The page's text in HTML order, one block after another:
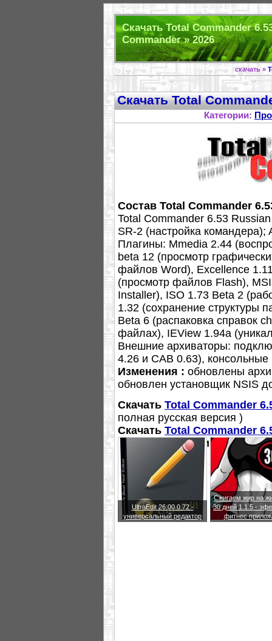
Скачать Total Commander
Commander » 2026
скачать »
Скачать Total
Категории:
Cостав Total Commander
Total Commander 6.53
SR-2 (настройка
Плагины: Mmedia 2.44
beta 12 (просмотр
файлов Word), Excellence
(просмотр файлов Flash),
Installer), ISO 1.73 Beta 2
1.32 (сохранение структуры
Beta 6 (распаковка справок
файлах), IEView 1.94a
Внешние архиваторы:
4.26 и CAB 0.63),
Изменения : обновлены
обновлен установщик NSIS
Скачать Total Commander
полная русская версия )
Скачать Total Commander
Сайт разработчика Total
UltraEdit 26.00.0.72 -
универсальный редактор
Сжигаем жир на
30 дней 1.1.5 -
фитнес